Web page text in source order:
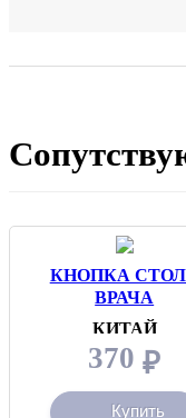
КНОПКА
ВРАЧА
КИТАЙ
370 ₽
Купить